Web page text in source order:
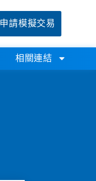
申請模擬交易
相關連結